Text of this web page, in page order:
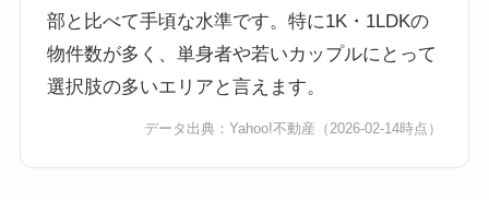
部と比べて手頃な水準です。特に1K・1LDKの
物件数が多く、単身者や若いカップルにとって
選択肢の多いエリアと言えます。
データ出典：Yahoo!不動産 （2026-02-14時点）